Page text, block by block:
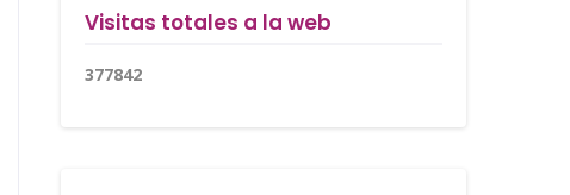
Visitas totales a la web
377842